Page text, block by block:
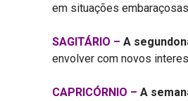
em situações
SAGITÁRIO – A
envolver com novos
CAPRICÓRNIO – A